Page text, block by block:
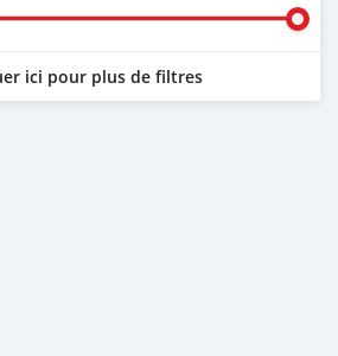
ici pour plus de filtres